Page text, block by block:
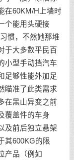
在60KM/H上墙时
个能用头硬接
惯，不然她那堆
于大多数平民百
小型手动挡汽车
足够性能外加足
瞄准了此类需求
在黑山异变之前
覆盖件的车身
及前后独立悬架
其600KG的限
产品（例如